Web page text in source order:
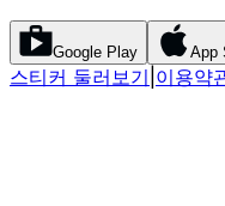
Google Play App
스티커 둘러보기 이용약